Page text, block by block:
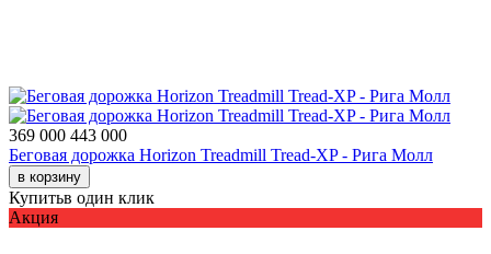
369 000 443 000
Беговая дорожка Horizon Treadmill Tread-XP - Рига Молл
в корзину
Купитьв один клик
Акция